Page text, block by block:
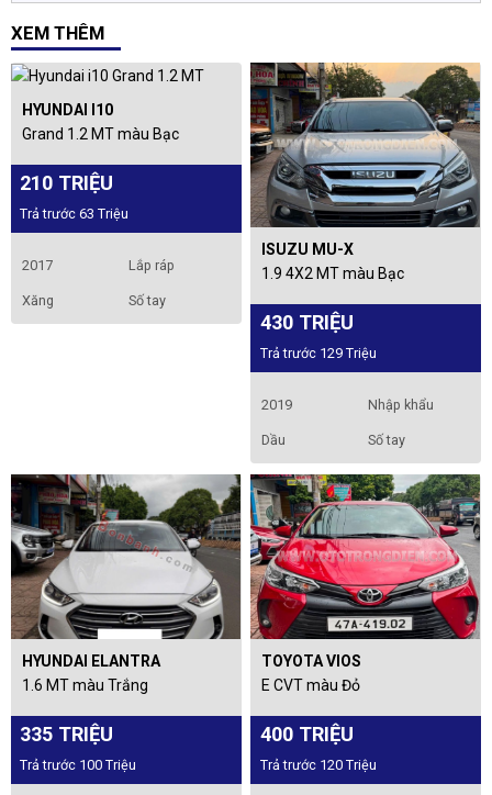
XEM THÊM
HYUNDAI I10
Grand 1.2 MT màu Bạc
210 TRIỆU
Trả trước 63 Triệu
2017 Lắp ráp
Xăng Số tay
ISUZU MU-X
1.9 4X2 MT màu Bạc
430 TRIỆU
Trả trước 129 Triệu
2019 Nhập khẩu
Dầu Số tay
HYUNDAI ELANTRA
1.6 MT màu Trắng
335 TRIỆU
Trả trước 100 Triệu
TOYOTA VIOS
E CVT màu Đỏ
400 TRIỆU
Trả trước 120 Triệu